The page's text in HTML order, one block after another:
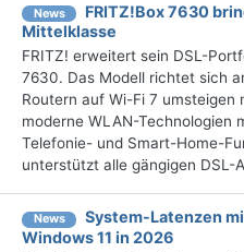
News
FRITZ!Box 7630
Mittelklasse
FRITZ! erweitert sein DSL-
7630. Das Modell richtet sich
Routern auf Wi-Fi 7 umsteigen
moderne WLAN-Technologien
Telefonie- und Smart-Home-
unterstützt alle gängigen DSL-
News
System-Latenzen
Windows 11 in 2026